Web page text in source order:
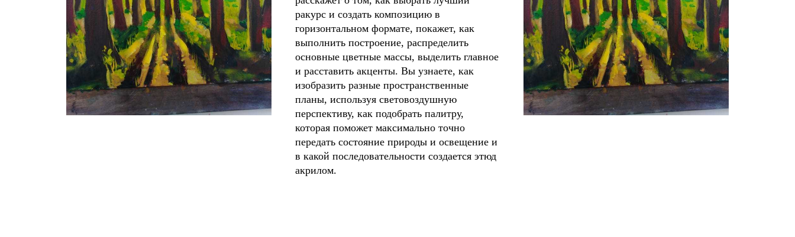
ракурс и создать композицию в
горизонтальном формате, покажет, как
выполнить построение, распределить
основные цветные массы, выделить главное
и расставить акценты. Вы узнаете, как
изобразить разные пространственные
планы, используя световоздушную
перспективу, как подобрать палитру,
которая поможет максимально точно
передать состояние природы и освещение и
в какой последовательности создается этюд
акрилом.